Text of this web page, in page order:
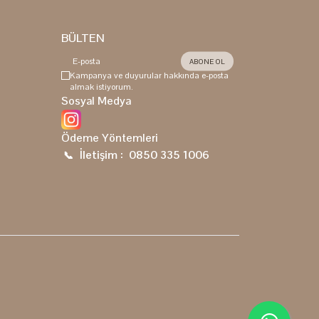
BÜLTEN
ABONE OL
Kampanya ve duyurular hakkında e-posta
almak istiyorum.
Sosyal Medya
Ödeme Yöntemleri
📞 İletişim : 0850 335 1006